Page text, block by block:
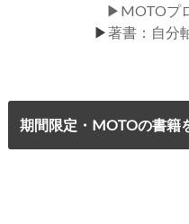
▶MOTOプ
▶著書：自分
期間限定・MOTOの書籍